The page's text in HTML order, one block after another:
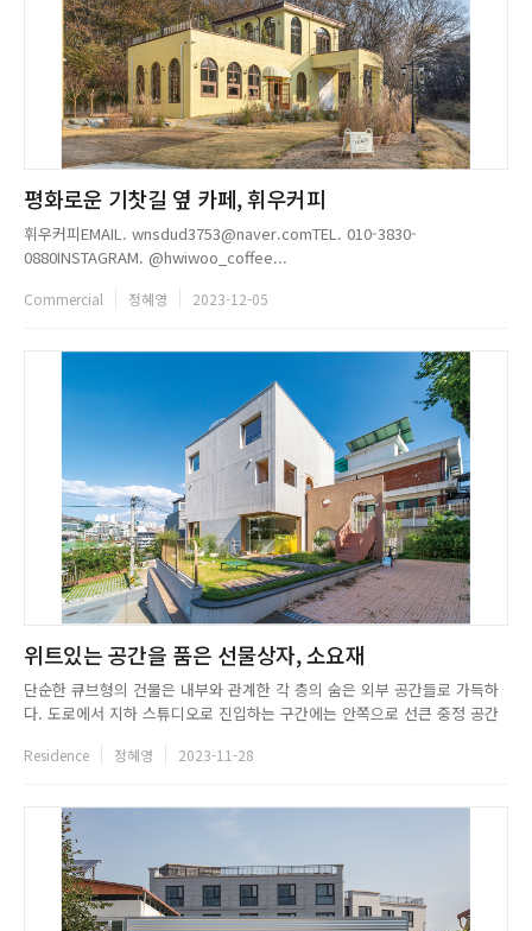
평화로운 기찻길 옆 카페, 휘우커피
휘우커피EMAIL. wnsdud3753@naver.comTEL. 010-3830-
0880INSTAGRAM. @hwiwoo_coffee...
Commercial 정혜영 2023-12-05
위트있는 공간을 품은 선물상자, 소요재
단순한 큐브형의 건물은 내부와 관계한 각 층의 숨은 외부 공간들로 가득하
다. 도로에서 지하 스튜디오로 진입하는 구간에는 안쪽으로 선큰 중정 공간
해 연계된다. 또한 1층 스튜디오의 앞마당에서 단독주택인 2층으로 연결되
Residence 정혜영 2023-11-28